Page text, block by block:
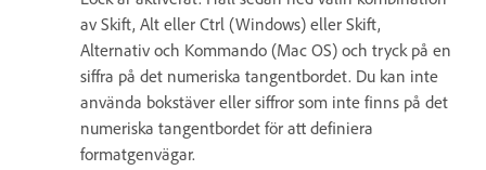
av Skift, Alt eller Ctrl (Windows) eller Skift,
Alternativ och Kommando (Mac OS) och tryck på en
siffra på det numeriska tangentbordet. Du kan inte
använda bokstäver eller siffror som inte finns på det
numeriska tangentbordet för att definiera
formatgenvägar.